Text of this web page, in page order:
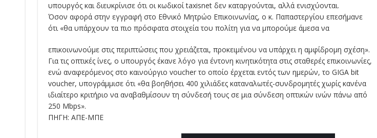
υπουργός και διευκρίνισε ότι οι κωδικοί taxisnet δεν καταργούνται, αλλά ενισχύονται.
Όσον αφορά στην εγγραφή στο Εθνικό Μητρώο Επικοινωνίας, ο κ. Παπαστεργίου επεσήμανε
ότι «θα υπάρχουν τα πιο πρόσφατα στοιχεία του πολίτη για να μπορούμε άμεσα να
επικοινωνούμε στις περιπτώσεις που χρειάζεται, προκειμένου να υπάρχει η αμφίδρομη σχέση».
Για τις οπτικές ίνες, ο υπουργός έκανε λόγο για έντονη κινητικότητα στις σταθερές επικοινωνίες,
ενώ αναφερόμενος στο καινούργιο voucher το οποίο έρχεται εντός των ημερών, το GIGA bit
voucher, υπογράμμισε ότι «θα βοηθήσει 400 χιλιάδες καταναλωτές-συνδρομητές χωρίς κανένα
ιδιαίτερο κριτήριο να αναβαθμίσουν τη σύνδεσή τους σε μια σύνδεση οπτικών ινών πάνω από
250 Mbps».
ΠΗΓΗ: ΑΠΕ-ΜΠΕ